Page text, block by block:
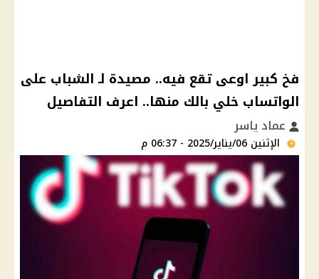
فخ كبير اوعى تقع فيه.. مصيدة لـ الشباب على
الواتساب خلي بالك منها.. اعرف التفاصيل
عماد ياسر
الإثنين 06/يناير/2025 - 06:37 م